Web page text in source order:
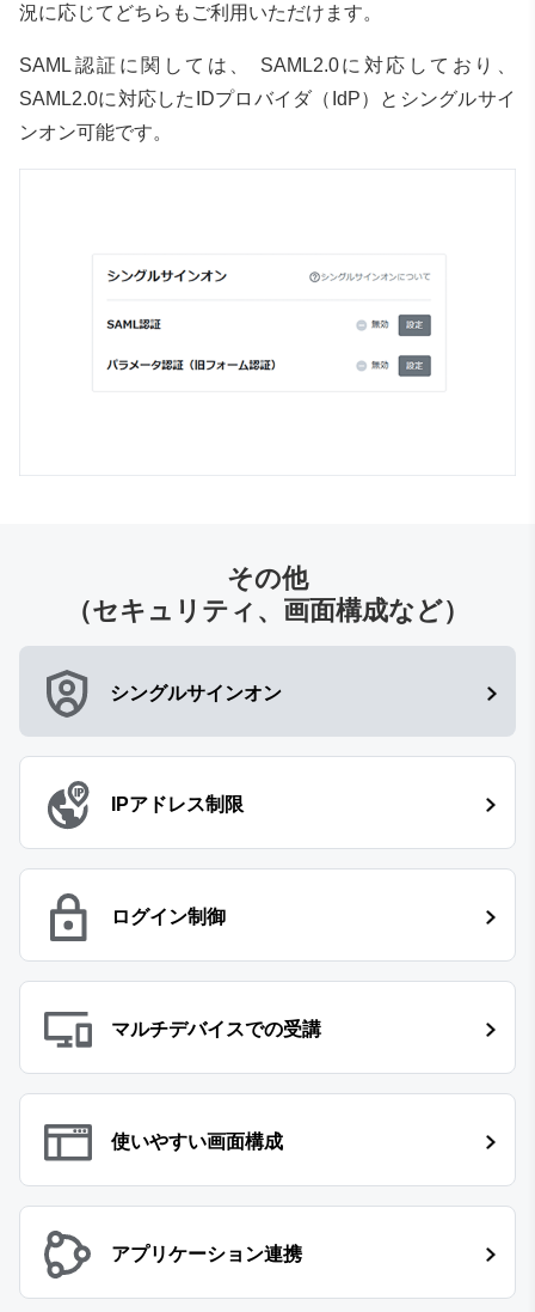
況に応じてどちらもご利用いただけます。
SAML認証に関しては、 SAML2.0に対応しており、
SAML2.0に対応したIDプロバイダ（IdP）とシングルサイ
ンオン可能です。
その他
（セキュリティ、画面構成など）
シングルサインオン
IPアドレス制限
ログイン制御
マルチデバイスでの受講
使いやすい画面構成
アプリケーション連携